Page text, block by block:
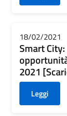
18/02/2021
Smart
2021
Leggi